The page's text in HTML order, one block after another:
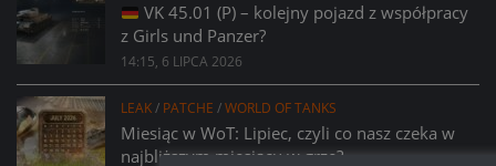
VK 45.01 (P) – kolejny pojazd z współpracy
z Girls und Panzer?
14:15, 6 LIPCA 2026
LEAK/ PATCHE /WORLD OF TANKS
Miesiąc w WoT: Lipiec, czyli co nasz czeka w
najbliższym miesiącu w grze?